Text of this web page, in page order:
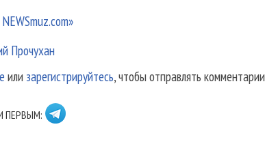
Прочухан
или зарегистрируйтесь, чтобы отправлять комментарии
ПЕРВЫМ: